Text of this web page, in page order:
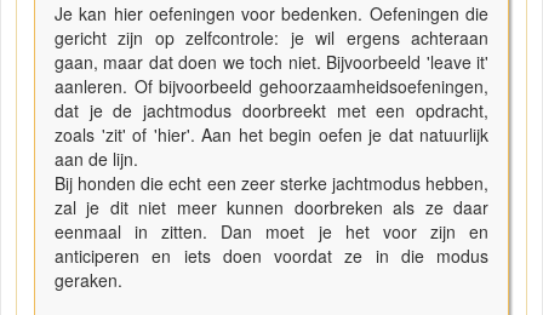
Je kan hier oefeningen voor bedenken. Oefeningen die
gericht zijn op zelfcontrole: je wil ergens achteraan
gaan, maar dat doen we toch niet. Bijvoorbeeld 'leave it'
aanleren. Of bijvoorbeeld gehoorzaamheidsoefeningen,
dat je de jachtmodus doorbreekt met een opdracht,
zoals 'zit' of 'hier'. Aan het begin oefen je dat natuurlijk
aan de lijn.
Bij honden die echt een zeer sterke jachtmodus hebben,
zal je dit niet meer kunnen doorbreken als ze daar
eenmaal in zitten. Dan moet je het voor zijn en
anticiperen en iets doen voordat ze in die modus
geraken.